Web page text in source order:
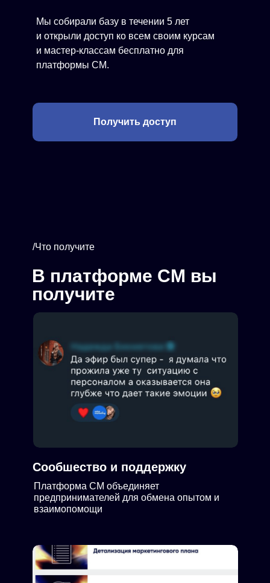
Мы собирали базу в течении 5 лет
и открыли доступ ко всем своим курсам
и мастер-классам бесплатно для
платформы СМ.
Получить доступ
/Что получите
В платформе СМ вы
получите
Сообшество и поддержку
Платформа СМ объединяет
предпринимателей для обмена опытом и
взаимопомощи